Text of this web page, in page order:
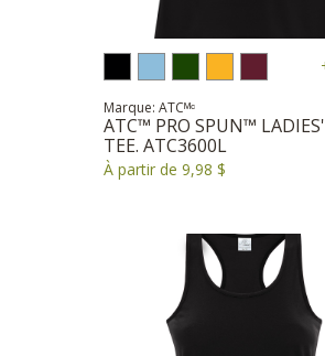
Marque: ATCᴹᶜ
ATC™ PRO SPUN™ LADIES'
TEE. ATC3600L
À partir de 9,98 $